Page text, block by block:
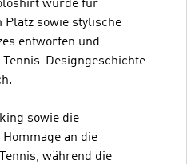
wurde für
Platz sowie stylische
entworfen und
Designgeschichte
sowie die
an die
während die